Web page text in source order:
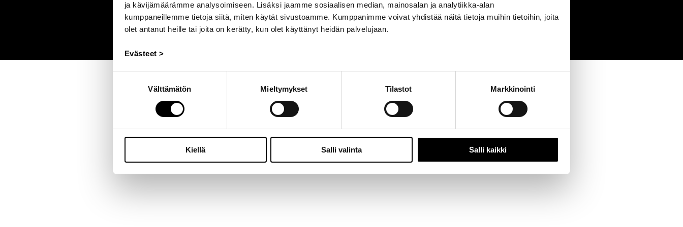
ja kävijämäärämme analysoimiseen. Lisäksi jaamme sosiaalisen median, mainosalan ja analytiikka-alan
kumppaneillemme tietoja siitä, miten käytät sivustoamme. Kumppanimme voivat yhdistää näitä tietoja muihin tietoihin, joita
olet antanut heille tai joita on kerätty, kun olet käyttänyt heidän palvelujaan.
Evästeet >
Välttämätön Mieltymykset Tilastot Markkinointi
Kiellä Salli valinta Salli kaikki
Jalasjärvi: Hallitie 1, 61600 Jalasjärvi | Avoinna: Ma-Pe 8:00 – 16:00 |06 457 5060
© 2024 - Seitoy Oy | Desing by
KOKO-Markkinointi